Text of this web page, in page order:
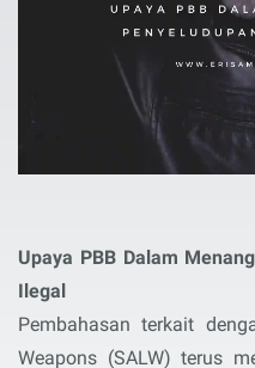
Upaya PBB Dalam
Ilegal
Pembahasan terkait
Weapons (SALW) terus